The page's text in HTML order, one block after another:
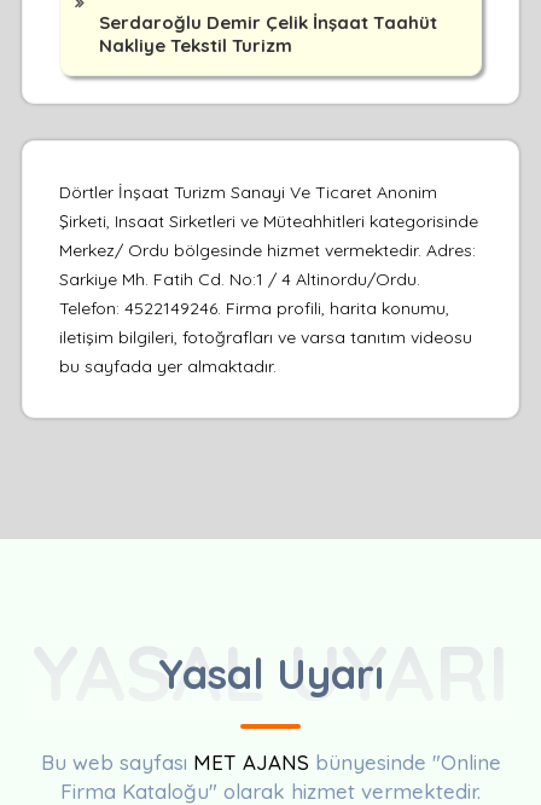
Serdaroğlu Demir Çelik İnşaat Taahüt
Nakliye Tekstil Turizm
Dörtler İnşaat Turizm Sanayi Ve Ticaret Anonim
Şirketi, Insaat Sirketleri ve Müteahhitleri kategorisinde
Merkez/ Ordu bölgesinde hizmet vermektedir. Adres:
Sarkiye Mh. Fatih Cd. No:1 / 4 Altinordu/Ordu.
Telefon: 4522149246. Firma profili, harita konumu,
iletişim bilgileri, fotoğrafları ve varsa tanıtım videosu
bu sayfada yer almaktadır.
Yasal Uyarı
YASAL UYARI
Bu web sayfası MET AJANS bünyesinde "Online
Firma Kataloğu" olarak hizmet vermektedir.